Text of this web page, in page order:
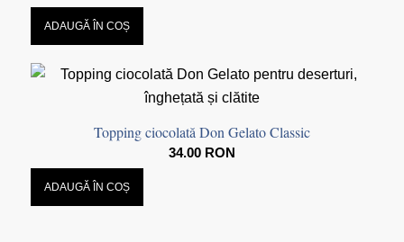
ADAUGĂ ÎN COȘ
Topping ciocolată Don Gelato Classic
34.00 RON
ADAUGĂ ÎN COȘ